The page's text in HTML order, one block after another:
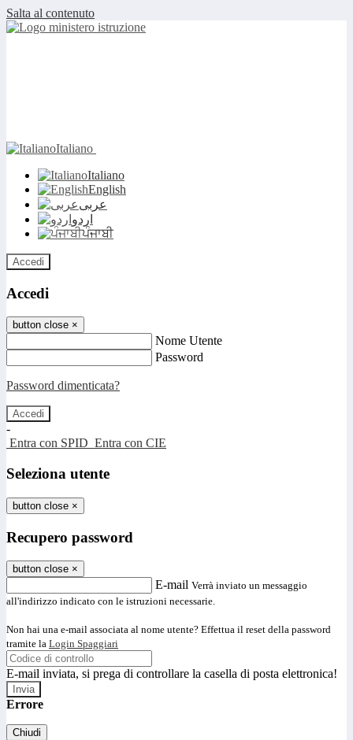
Salta al contenuto
Italiano
Italiano
English
عربى
اردو
ਪੰਜਾਬੀ
Accedi
Accedi
button close ×
Nome Utente
Password
Password dimenticata?
-
Entra con SPID Entra con CIE
Seleziona utente
button close ×
Recupero password
button close ×
E-mail Verrà inviato un messaggio
all'indirizzo indicato con le istruzioni necessarie.
Non hai una e-mail associata al nome utente? Effettua il reset della password
tramite la Login Spaggiari
E-mail inviata, si prega di controllare la casella di posta elettronica!
Errore
Chiudi